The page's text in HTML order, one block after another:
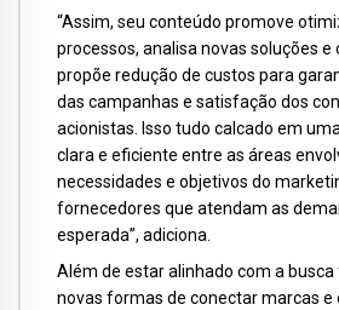
“Assim, seu conteúdo promove
processos, analisa novas soluções e
propõe redução de custos para
das campanhas e satisfação dos
acionistas. Isso tudo calcado em
clara e eficiente entre as áreas
necessidades e objetivos do
fornecedores que atendam as
esperada”, adiciona.
Além de estar alinhado com a
novas formas de conectar marcas e